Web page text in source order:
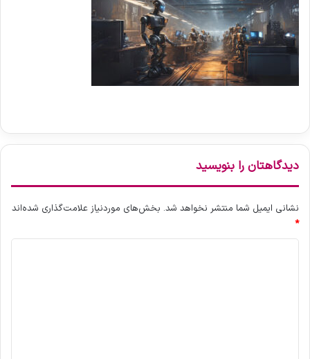
دیدگاهتان را بنویسید
نشانی ایمیل شما منتشر نخواهد شد. بخش‌های موردنیاز علامت‌گذاری شده‌اند
*